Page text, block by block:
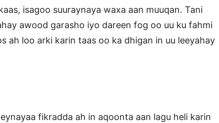
isagoo suuraynaya waxa aan muuqan. Tani
awood garasho iyo dareen fog oo uu ku fahmi
ah loo arki karin taas oo ka dhigan in uu leeyahay
fikradda ah in aqoonta aan lagu heli karin